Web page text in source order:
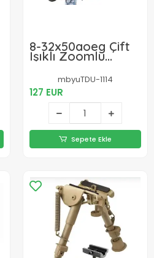
8-32x50aoeg Çift
Işıklı Zoomlu
Riflescope Dürbün
mbyuTDU-1114
127 EUR
Sepete Ekle